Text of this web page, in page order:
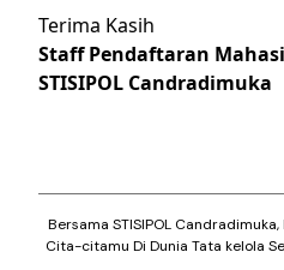
Terima Kasih
Staff Pendaftaran
STISIPOL Candradimuka
Bersama STISIPOL
Cita-citamu Di Dunia Tata kelola